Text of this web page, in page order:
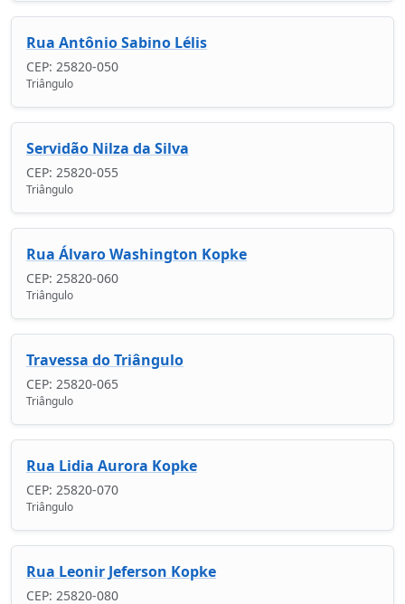
Rua Antônio Sabino Lélis
CEP: 25820-050
Triângulo
Servidão Nilza da Silva
CEP: 25820-055
Triângulo
Rua Álvaro Washington Kopke
CEP: 25820-060
Triângulo
Travessa do Triângulo
CEP: 25820-065
Triângulo
Rua Lidia Aurora Kopke
CEP: 25820-070
Triângulo
Rua Leonir Jeferson Kopke
CEP: 25820-080